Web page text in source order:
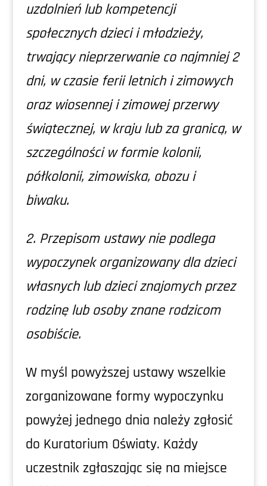
uzdolnień lub kompetencji
społecznych dzieci i młodzieży,
trwający nieprzerwanie co najmniej 2
dni, w czasie ferii letnich i zimowych
oraz wiosennej i zimowej przerwy
świątecznej, w kraju lub za granicą, w
szczególności w formie kolonii,
półkolonii, zimowiska, obozu i
biwaku.
2. Przepisom ustawy nie podlega
wypoczynek organizowany dla dzieci
własnych lub dzieci znajomych przez
rodzinę lub osoby znane rodzicom
osobiście.
W myśl powyższej ustawy wszelkie
zorganizowane formy wypoczynku
powyżej jednego dnia należy zgłosić
do Kuratorium Oświaty. Każdy
uczestnik zgłaszając się na miejsce